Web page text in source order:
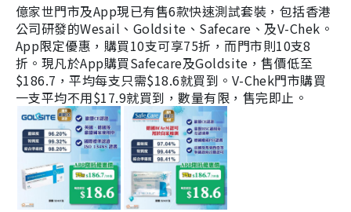
億家世門市及App現已有售6款快速測試套裝，包括香港
公司研發的Wesail、Goldsite、Safecare、及V-Chek。
App限定優惠，購買10支可享75折，而門市則10支8
折。現凡於App購買Safecare及Goldsite，售價低至
$186.7，平均每支只需$18.6就買到。V-Chek門市購買
一支平均不用$17.9就買到，數量有限，售完即止。